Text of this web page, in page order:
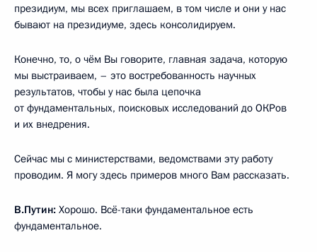
президиум, мы всех приглашаем, в том числе и они у нас
бывают на президиуме, здесь консолидируем.
Конечно, то, о чём Вы говорите, главная задача, которую
мы выстраиваем, – это востребованность научных
результатов, чтобы у нас была цепочка
от фундаментальных, поисковых исследований до ОКРов
и их внедрения.
Сейчас мы с министерствами, ведомствами эту работу
проводим. Я могу здесь примеров много Вам рассказать.
В.Путин: Хорошо. Всё-таки фундаментальное есть
фундаментальное.